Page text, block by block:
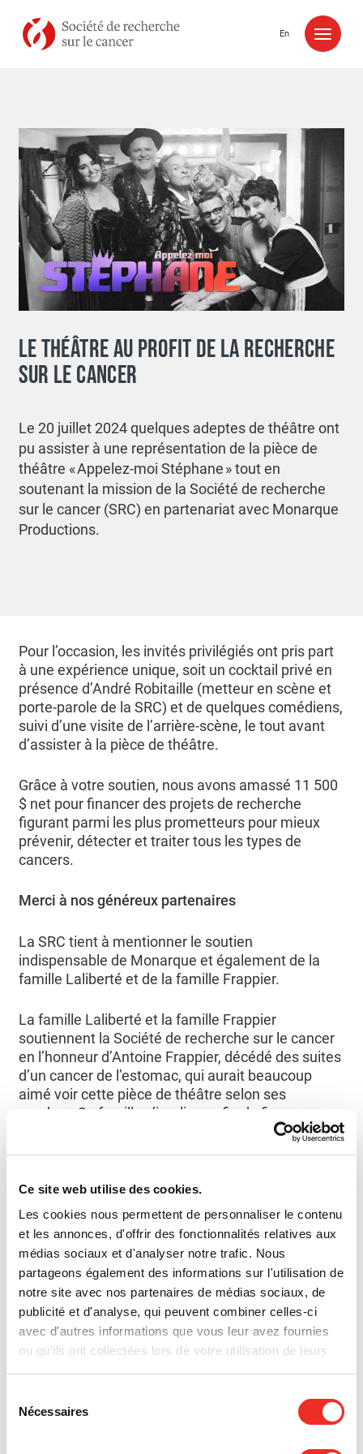
Ce site web utilise des cookies.
Les cookies nous permettent de personnaliser le contenu
et les annonces, d'offrir des fonctionnalités relatives aux
médias sociaux et d'analyser notre trafic. Nous
partageons également des informations sur l'utilisation de
notre site avec nos partenaires de médias sociaux, de
publicité et d'analyse, qui peuvent combiner celles-ci
avec d'autres informations que vous leur avez fournies
ou qu'ils ont collectées lors de votre utilisation de leurs
Nécessaires
En
LE THÉÂTRE AU PROFIT DE LA RECHERCHE
SUR LE CANCER
Le 20 juillet 2024 quelques adeptes de théâtre ont
pu assister à une représentation de la pièce de
théâtre « Appelez-moi Stéphane » tout en
soutenant la mission de la Société de recherche
sur le cancer (SRC) en partenariat avec Monarque
Productions.
Pour l’occasion, les invités privilégiés ont pris part
à une expérience unique, soit un cocktail privé en
présence d’André Robitaille (metteur en scène et
porte-parole de la SRC) et de quelques comédiens,
suivi d’une visite de l’arrière-scène, le tout avant
d’assister à la pièce de théâtre.
Grâce à votre soutien, nous avons amassé 11 500
$ net pour financer des projets de recherche
figurant parmi les plus prometteurs pour mieux
prévenir, détecter et traiter tous les types de
cancers.
Merci à nos généreux partenaires
La SRC tient à mentionner le soutien
indispensable de Monarque et également de la
famille Laliberté et de la famille Frappier.
La famille Laliberté et la famille Frappier
soutiennent la Société de recherche sur le cancer
en l’honneur d’Antoine Frappier, décédé des suites
d’un cancer de l’estomac, qui aurait beaucoup
aimé voir cette pièce de théâtre selon ses
proches. Sa famille s’implique afin de financer
davantage de projets de recherche prometteurs et
pour le généreux don au Fonds commémoratif
Antoine Frappier qui servira à financer des projets
de recherche associés au cancer de l’œsophage
ou/ et de l’estomac.
« Appelez-moi Stéphane »
, classique des années
80, réserve à ses spectateurs une pièce mythique
dont la distribution est impressionnante :
Auteurs: Claude Meunier et Louis Saia
Mise en scène: André Robitaille (Porte-parole de la
Société de recherche sur le cancer)
: Patrice Bélanger, Caroline Bouchard, Véronic
DiCaire, Bernard Fortin, Dominic Paquet et Tammy